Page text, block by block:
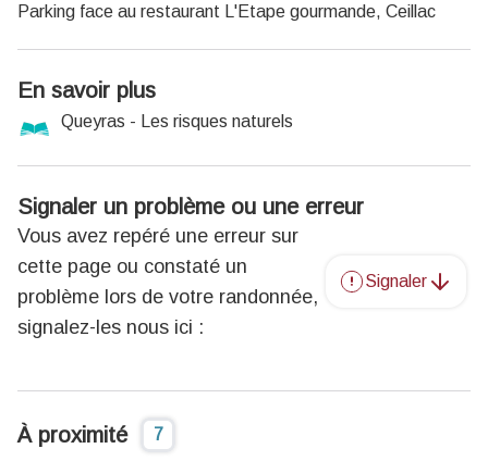
Parking face au restaurant L'Etape gourmande, Ceillac
En savoir plus
Queyras - Les risques naturels
Signaler un problème ou une erreur
Vous avez repéré une erreur sur
cette page ou constaté un
problème lors de votre randonnée,
signalez-les nous ici :
Signaler
À proximité 7